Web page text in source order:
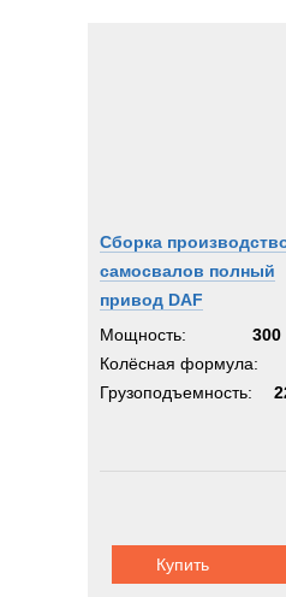
Сборка
самосвалов полный
привод DAF
Мощность:
300
Колёсная формула:
Грузоподъемность:
Купить